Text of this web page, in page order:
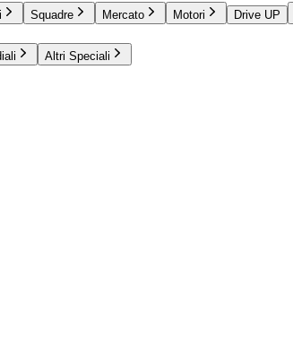
Squadre Mercato Motori Drive UP
Altri Speciali